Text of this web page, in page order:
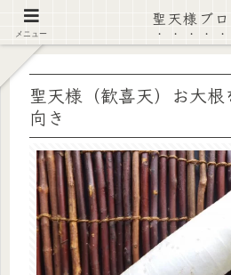
【注意喚起】偽サイト及び偽情
聖天様（歓喜天）お大
向き
メニュー
聖天様ブ